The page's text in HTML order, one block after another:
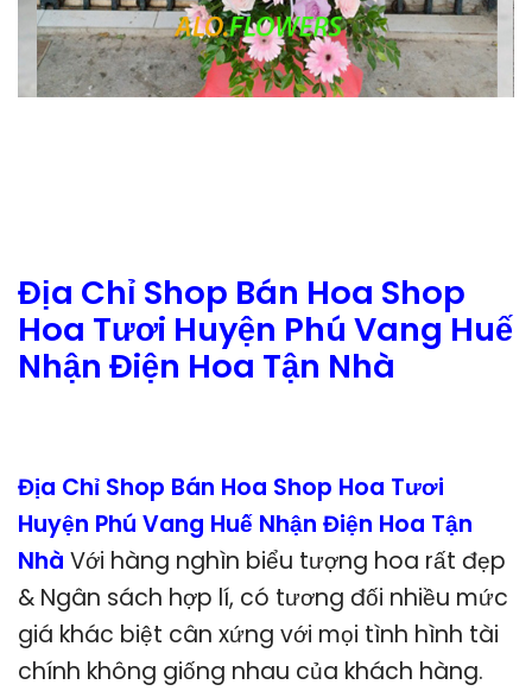
Địa Chỉ Shop Bán Hoa Shop
Hoa Tươi Huyện Phú Vang Huế
Nhận Điện Hoa Tận Nhà
Địa Chỉ Shop Bán Hoa Shop Hoa Tươi
Huyện Phú Vang Huế Nhận Điện Hoa Tận
Nhà Với hàng nghìn biểu tượng hoa rất đẹp
& Ngân sách hợp lí, có tương đối nhiều mức
giá khác biệt cân xứng với mọi tình hình tài
chính không giống nhau của khách hàng.